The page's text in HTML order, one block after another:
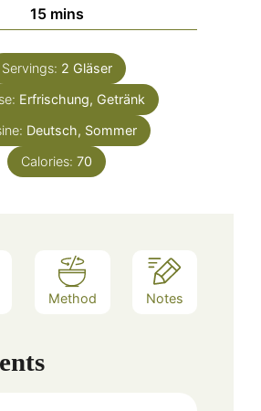
15minutes
mins
Servings: 2 Gläser
Erfrischung, Getränk
Deutsch, Sommer
Calories: 70
Method Notes